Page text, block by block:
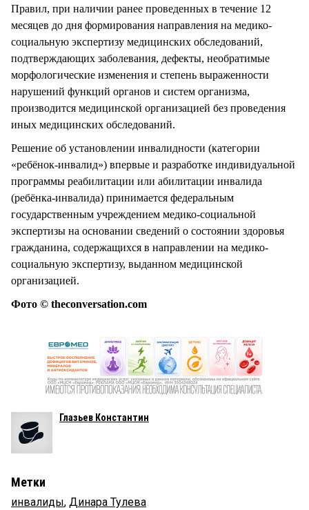
Правил, при наличии ранее проведенных в течение 12
месяцев до дня формирования направления на медико-
социальную экспертизу медицинских обследований,
подтверждающих заболевания, дефекты, необратимые
морфологические изменения и степень выраженности
нарушений функций органов и систем организма,
производится медицинской организацией без проведения
иных медицинских обследований.
Решение об установлении инвалидности (категории
«ребёнок-инвалид») впервые и разработке индивидуальной
программы реабилитации или абилитации инвалида
(ребёнка-инвалида) принимается федеральным
государственным учреждением медико-социальной
экспертизы на основании сведений о состоянии здоровья
гражданина, содержащихся в направлении на медико-
социальную экспертизу, выданном медицинской
организацией.
Фото © theconversation.com
Глазьев Константин
Метки
инвалиды, Динара Тулева